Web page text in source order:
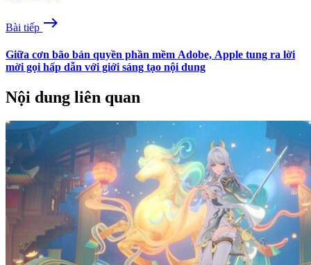
Bài tiếp east
Giữa cơn bão bản quyền phần mềm Adobe, Apple tung ra lời
mời gọi hấp dẫn với giới sáng tạo nội dung
Nội dung liên quan